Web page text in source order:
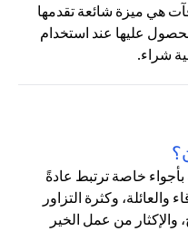
هي ميزة شائعة تقدمها
عليها عند استخدام
شراء.
خاصة ترتبط عادةً
وكثرة التزاور
والإكثار من عمل الخير